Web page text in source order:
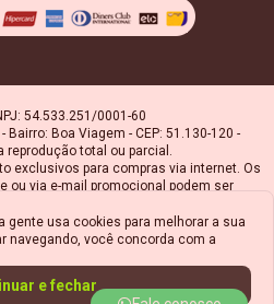
a gente usa cookies para melhorar a sua
navegando, você concorda com a
e fechar
54.533.251/0001-60
Bairro: Boa Viagem - CEP: 51.130-120 -
reprodução total ou parcial.
exclusivos para compras via internet. Os
ou via e-mail promocional podem ser
página são meramente ilustrativas do
com o fornecedor/lote do fabricante.
nossos estoques. Vendas sujeitas à